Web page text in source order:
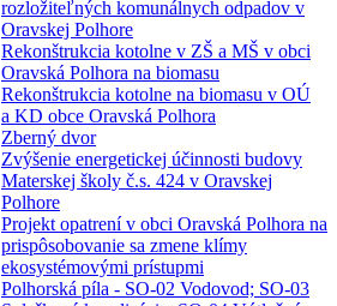
rozložiteľných komunálnych odpadov v
Oravskej Polhore
Rekonštrukcia kotolne v ZŠ a MŠ v obci
Oravská Polhora na biomasu
Rekonštrukcia kotolne na biomasu v OÚ
a KD obce Oravská Polhora
Zberný dvor
Zvýšenie energetickej účinnosti budovy
Materskej školy č.s. 424 v Oravskej
Polhore
Projekt opatrení v obci Oravská Polhora na
prispôsobovanie sa zmene klímy
ekosystémovými prístupmi
Polhorská píla - SO-02 Vodovod; SO-03